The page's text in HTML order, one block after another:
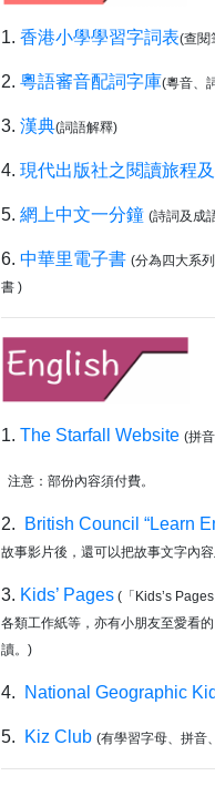
1. 香港小學學習字詞表(查閱
2. 粵語審音配詞字庫(粵音、
3. 漢典(詞語解釋)
4. 現代出版社之閱讀旅程
5. 網上中文一分鐘 (詩詞及成
6. 中華里電子書 (分為四大系
書 )
1. The Starfall Website (拼
注意：部份內容須付費。
2. British Council “Learn
故事影片後，還可以把故事文字內
3. Kids’ Pages (「Kids’s
各類工作紙等，亦有小朋友至愛看
讀。)
4. National Geographic
5. Kiz Club (有學習字母、拼音